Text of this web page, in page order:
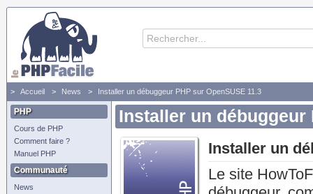
Accueil News Installer un débuggeur PHP sur OpenSUSE 11.3
PHP
Cours de PHP
Comment faire ?
Manuel PHP
Communauté
News
Installer un débuggeur
Installer un
Le site